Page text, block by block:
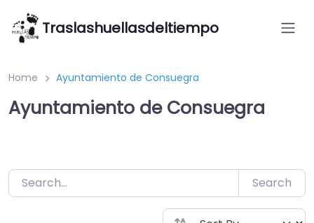
Saltar
contenido
Traslashuellasdeltiempo
Home Ayuntamiento de Consuegra
Ayuntamiento de Consuegra
Search